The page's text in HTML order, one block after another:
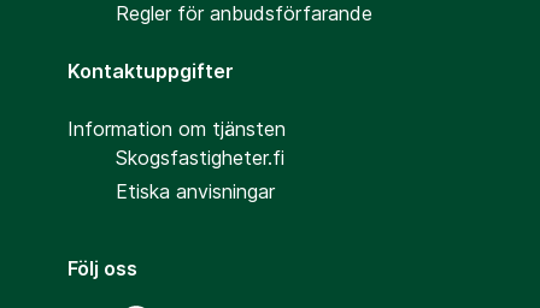
Regler för anbudsförfarande
Kontaktuppgifter
Information om tjänsten
Skogsfastigheter.fi
Etiska anvisningar
Följ oss